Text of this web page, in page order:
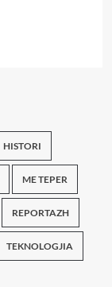
HISTORI
ME TEPER
REPORTAZH
TEKNOLOGJIA